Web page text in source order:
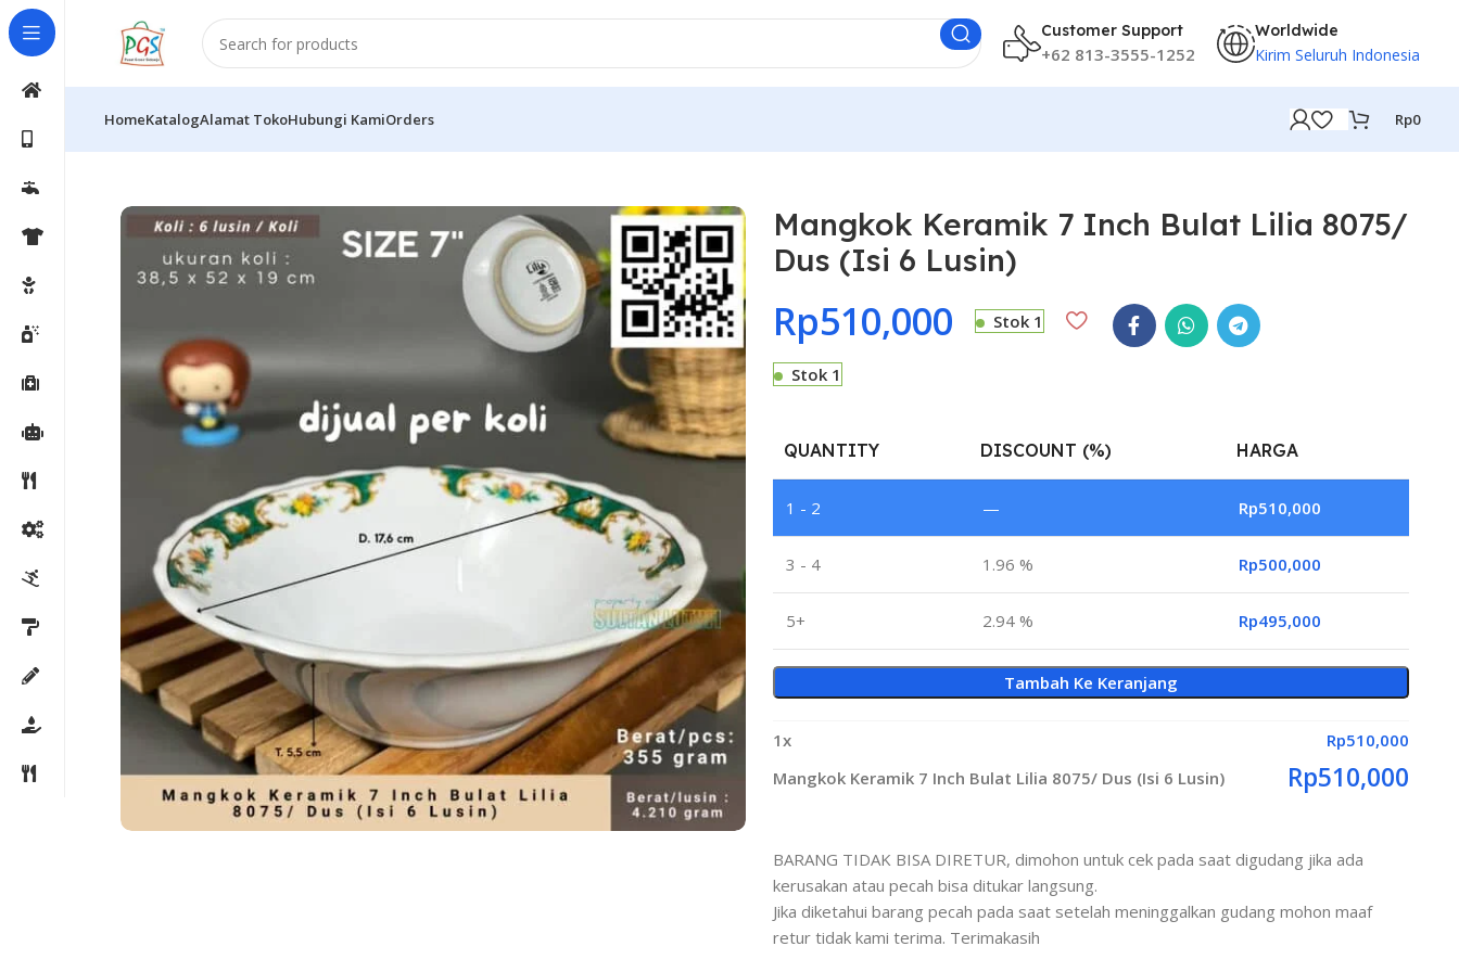
Customer Support
+62 813-3555-1252
Worldwide
Kirim Seluruh Indonesia
HomeKatalogAlamat TokoHubungi KamiOrders Rp0
Mangkok Keramik 7 Inch Bulat Lilia 8075/
Dus (Isi 6 Lusin)
Rp510,000 Stok 1
Stok 1
QUANTITY DISCOUNT (%) HARGA
1 - 2 — Rp510,000
3 - 4 1.96 % Rp500,000
5+ 2.94 % Rp495,000
Tambah Ke Keranjang
1x Rp510,000
Mangkok Keramik 7 Inch Bulat Lilia 8075/ Dus (Isi 6 Lusin)
Rp510,000
BARANG TIDAK BISA DIRETUR, dimohon untuk cek pada saat digudang jika ada
kerusakan atau pecah bisa ditukar langsung.
Jika diketahui barang pecah pada saat setelah meninggalkan gudang mohon maaf
retur tidak kami terima. Terimakasih